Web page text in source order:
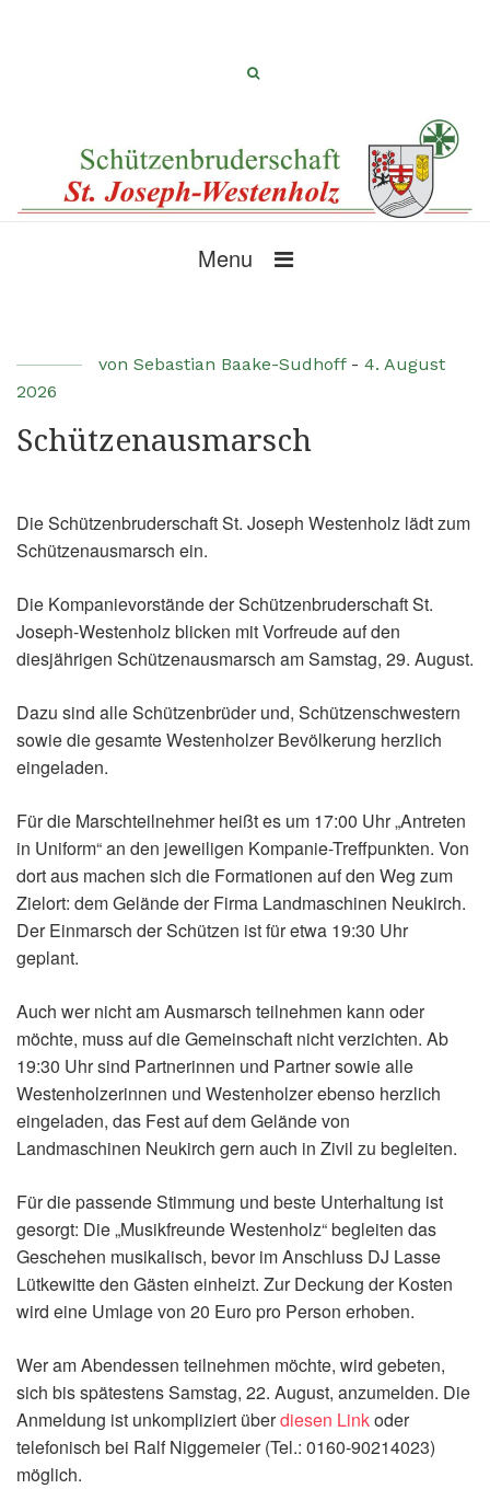
Menu
von Sebastian Baake-Sudhoff- 4. August
2026
Schützenausmarsch
Die Schützenbruderschaft St. Joseph Westenholz lädt zum
Schützenausmarsch ein.
Die Kompanievorstände der Schützenbruderschaft St.
Joseph-Westenholz blicken mit Vorfreude auf den
diesjährigen Schützenausmarsch am Samstag, 29. August.
Dazu sind alle Schützenbrüder und, Schützenschwestern
sowie die gesamte Westenholzer Bevölkerung herzlich
eingeladen.
Für die Marschteilnehmer heißt es um 17:00 Uhr „Antreten
in Uniform“ an den jeweiligen Kompanie-Treffpunkten. Von
dort aus machen sich die Formationen auf den Weg zum
Zielort: dem Gelände der Firma Landmaschinen Neukirch.
Der Einmarsch der Schützen ist für etwa 19:30 Uhr
geplant.
Auch wer nicht am Ausmarsch teilnehmen kann oder
möchte, muss auf die Gemeinschaft nicht verzichten. Ab
19:30 Uhr sind Partnerinnen und Partner sowie alle
Westenholzerinnen und Westenholzer ebenso herzlich
eingeladen, das Fest auf dem Gelände von
Landmaschinen Neukirch gern auch in Zivil zu begleiten.
Für die passende Stimmung und beste Unterhaltung ist
gesorgt: Die „Musikfreunde Westenholz“ begleiten das
Geschehen musikalisch, bevor im Anschluss DJ Lasse
Lütkewitte den Gästen einheizt. Zur Deckung der Kosten
wird eine Umlage von 20 Euro pro Person erhoben.
Wer am Abendessen teilnehmen möchte, wird gebeten,
sich bis spätestens Samstag, 22. August, anzumelden. Die
Anmeldung ist unkompliziert überdiesen Linkoder
telefonisch bei Ralf Niggemeier (Tel.: 0160-90214023)
möglich.